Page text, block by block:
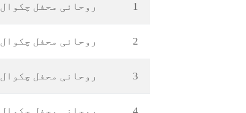
1 روحانی محفل چکوال 2015-06 (پارٹ-7)
2 روحانی محفل چکوال 2015-06 (پارٹ-6)
3 روحانی محفل چکوال 2015-06 (پارٹ-5)